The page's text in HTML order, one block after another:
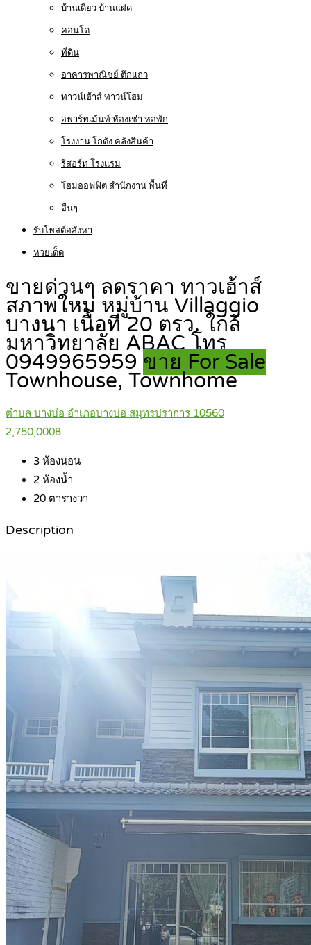
บ้านเดี่ยว บ้านแฝด
คอนโด
ที่ดิน
อาคารพาณิชย์ ตึกแถว
ทาวน์เฮ้าส์ ทาวน์โฮม
อพาร์ทเม้นท์ ห้องเช่า หอพัก
โรงงาน โกดัง คลังสินค้า
รีสอร์ท โรงแรม
โฮมออฟฟิต สำนักงาน พื้นที่
อื่นๆ
รับโพสต์อสังหา
หวยเด็ด
ขายด่วนๆ ลดราคา ทาวเฮ้าส์
สภาพใหม่ หมู่บ้าน Villaggio
บางนา เนื้อที่ 20 ตรว. ใกล้
มหาวิทยาลัย ABAC โทร
0949965959 ขาย For Sale
Townhouse, Townhome
ตำบล บางบ่อ อำเภอบางบ่อ สมุทรปราการ 10560
2,750,000฿
3 ห้องนอน
2 ห้องน้ำ
20 ตารางวา
Description